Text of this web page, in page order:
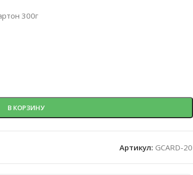
300г
В КОРЗИНУ
Артикул: GCARD-20